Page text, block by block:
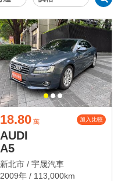
18.80 萬 加入比較
AUDI
A5
新北市 / 宇晟汽車
2009年 / 113,000km